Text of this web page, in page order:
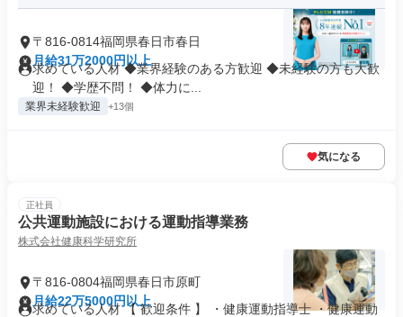
〒816-0814福岡県春日市春日
月給31万2000円以上
求めている人材 ◆業界経験のある方歓迎 ◆未経験の方も大歓
迎！ ◆学歴不問！ ◆体力に...
業界未経験歓迎 +13個
気になる
正社員
公共運動施設における運動指導業務
株式会社健康科学研究所
〒816-0804福岡県春日市原町
月給22万5000円以上
求めている人材 【 歓迎条件 】 ・健康運動指導士 ・健康運動